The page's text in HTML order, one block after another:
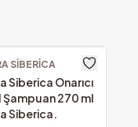
SIBERICA
Siberica Onarıcı
Şampuan 270 ml
Siberica.